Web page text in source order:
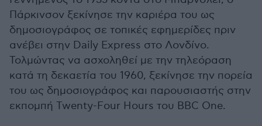
Πάρκινσον ξεκίνησε την καριέρα του ως
δημοσιογράφος σε τοπικές εφημερίδες πριν
ανέβει στην Daily Express στο Λονδίνο.
Τολμώντας να ασχοληθεί με την τηλεόραση
κατά τη δεκαετία του 1960, ξεκίνησε την πορεία
του ως δημοσιογράφος και παρουσιαστής στην
εκπομπή Twenty-Four Hours του BBC One.